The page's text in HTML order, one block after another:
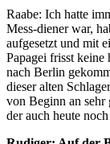
Raabe: Ich hatte
Mess-diener war,
aufgesetzt und mit
Papagei frisst keine
nach Berlin
dieser alten
von Beginn an sehr
der auch heute